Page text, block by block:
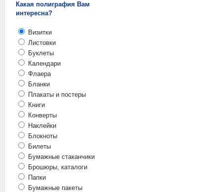
Какая полиграфия Вам
интересна?
Визитки
Листовки
Буклеты
Календари
Флаера
Бланки
Плакаты и постеры
Книги
Конверты
Наклейки
Блокноты
Билеты
Бумажные стаканчики
Брошюры, каталоги
Папки
Бумажные пакеты